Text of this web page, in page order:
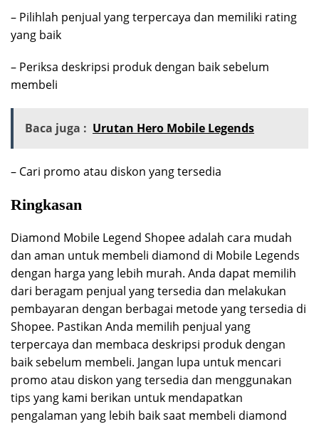
– Pilihlah penjual yang terpercaya dan memiliki rating
yang baik
– Periksa deskripsi produk dengan baik sebelum
membeli
Baca juga : Urutan Hero Mobile Legends
– Cari promo atau diskon yang tersedia
Ringkasan
Diamond Mobile Legend Shopee adalah cara mudah
dan aman untuk membeli diamond di Mobile Legends
dengan harga yang lebih murah. Anda dapat memilih
dari beragam penjual yang tersedia dan melakukan
pembayaran dengan berbagai metode yang tersedia di
Shopee. Pastikan Anda memilih penjual yang
terpercaya dan membaca deskripsi produk dengan
baik sebelum membeli. Jangan lupa untuk mencari
promo atau diskon yang tersedia dan menggunakan
tips yang kami berikan untuk mendapatkan
pengalaman yang lebih baik saat membeli diamond